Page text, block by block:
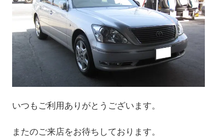
いつもご利用ありがとうございます。
またのご来店をお待ちしております。